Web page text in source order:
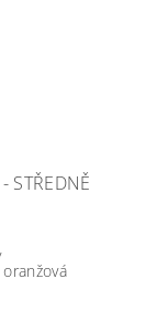
STŘEDNĚ